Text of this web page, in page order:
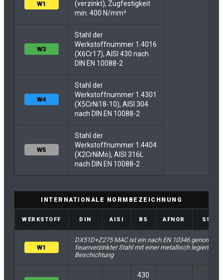
W1
(verzinkt), Zugfestigkeit
min. 400 N/mm²
W3
Stahl der
Werkstoffnummer 1.4016
(X6Cr17), AISI 430 nach
DIN EN 10088-2
W4
Stahl der
Werkstoffnummer 1.4301
(X5CrNi18-10), AISI 304
nach DIN EN 10088-2
W5
Stahl der
Werkstoffnummer 1.4404
(X2CrNiMo), AISI 316L
nach DIN EN 10088-2
INTERNATIONALE NORMBEZEICHNUNG
WERKSTOFF DIN AISI BS AFNOR SS
W1
DX51D+Z275 MAC ist ein nach EN 10346 genormter,
feuerverzinkter Stahl mit einer metallisch legierten
Beschichtung
430